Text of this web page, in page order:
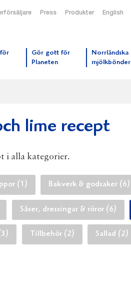
Press Produkter English
Gör gott för
Planeten
Norrländska
mjölkbönder
lime recept
i alla kategorier.
(1) Bakverk & godsaker (6)
Såser, dressingar & röror (6)
Tillbehör (2) Sallad (2)